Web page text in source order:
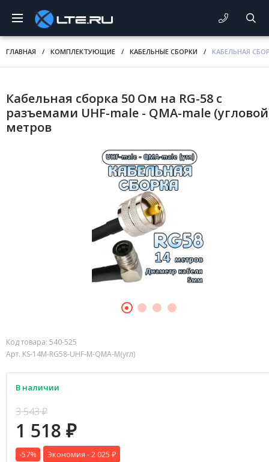
ГЛАВНАЯ / КОМПЛЕКТУЮЩИЕ / КАБЕЛЬНЫЕ СБОРКИ / КАБЕЛЬНАЯ
Кабельная сборка 50 Ом на RG-58 с
разъемами UHF-male - QMA-male
метров
Код товара: 540-525
Арт. KS-14M-RG58-UHF-M-QMA-M(угл)
В наличии
3 543₽
1 518 ₽
-57% Экономия -2 025 ₽